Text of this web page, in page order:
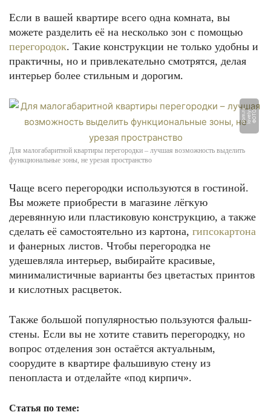
Если в вашей квартире всего одна комната, вы
можете разделить её на несколько зон с помощью
перегородок. Такие конструкции не только удобны и
практичны, но и привлекательно смотрятся, делая
интерьер более стильным и дорогим.
Ф
О
Т
О:
l
o
v
el
y
-
d
o
m.
r
u
Для малогабаритной квартиры перегородки – лучшая возможность выделить
функциональные зоны, не урезая пространство
Чаще всего перегородки используются в гостиной.
Вы можете приобрести в магазине лёгкую
деревянную или пластиковую конструкцию, а также
сделать её самостоятельно из картона, гипсокартона
и фанерных листов. Чтобы перегородка не
удешевляла интерьер, выбирайте красивые,
минималистичные варианты без цветастых принтов
и кислотных расцветок.
Также большой популярностью пользуются фальш-
стены. Если вы не хотите ставить перегородку, но
вопрос отделения зон остаётся актуальным,
соорудите в квартире фальшивую стену из
пенопласта и отделайте «под кирпич».
Статья по теме: